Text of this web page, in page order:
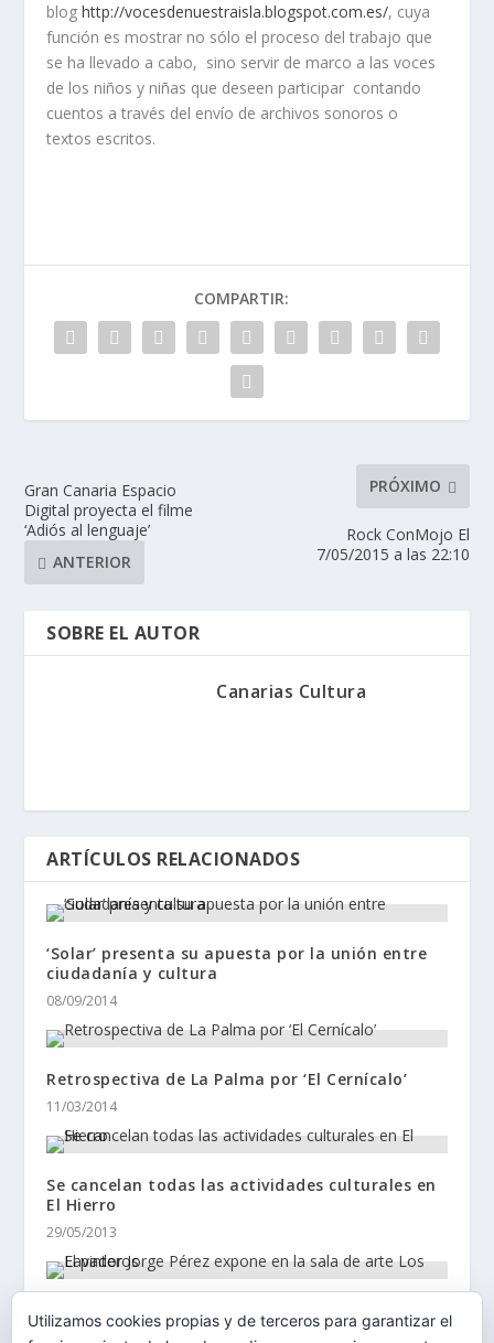
bloghttp://vocesdenuestraisla.blogspot.com.es/, cuya
función es mostrar no sólo el proceso del trabajo que
se ha llevado a cabo, sino servir de marco a las voces
de los niños y niñas que deseen participar contando
cuentos a través del envío de archivos sonoros o
textos escritos.
COMPARTIR:
Gran Canaria Espacio
Digital proyecta el filme
‘Adiós al lenguaje’
ANTERIOR
PRÓXIMO
Rock ConMojo El
7/05/2015 a las 22:10
SOBRE EL AUTOR
Canarias Cultura
ARTÍCULOS RELACIONADOS
‘Solar’ presenta su apuesta por la unión entre
ciudadanía y cultura
08/09/2014
Retrospectiva de La Palma por ‘El Cernícalo’
11/03/2014
Se cancelan todas las actividades culturales en
El Hierro
29/05/2013
El pintor Jorge Pérez expone en la sala de arte
Los Lavaderos
Utilizamos cookies propias y de terceros para garantizar el